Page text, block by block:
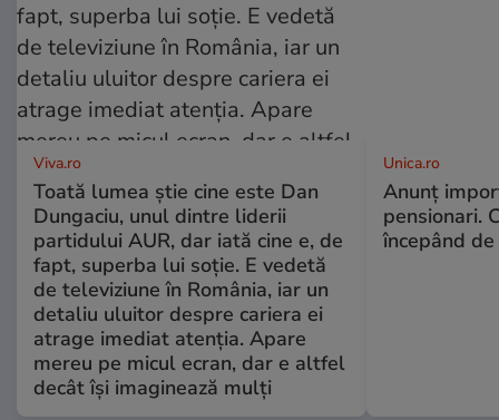
Viva.ro
Toată lumea știe cine este Dan
Dungaciu, unul dintre liderii
partidului AUR, dar iată cine e, de
fapt, superba lui soție. E vedetă
de televiziune în România, iar un
detaliu uluitor despre cariera ei
atrage imediat atenția. Apare
mereu pe micul ecran, dar e altfel
decât își imaginează mulți
Unica.ro
Anunț
pensionari.
începând